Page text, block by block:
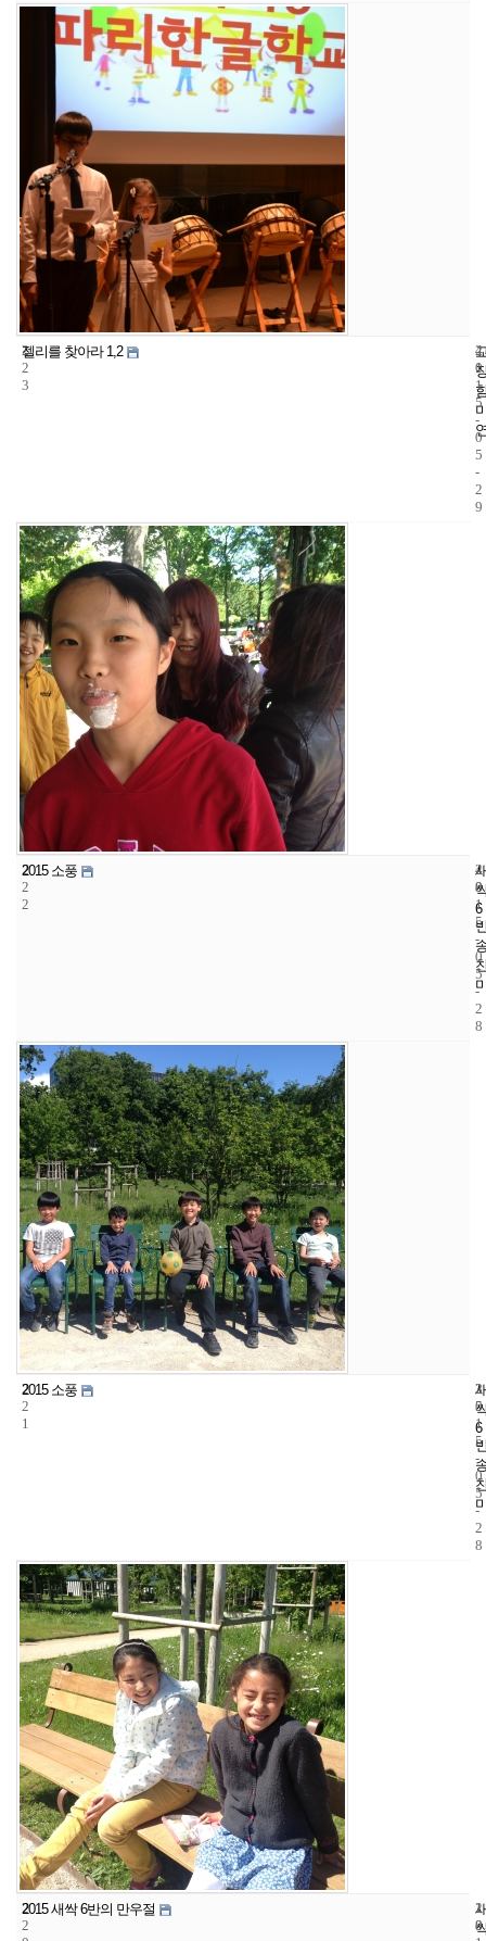
2
2
3
젤리를 찾아라 1,2
4
1
2
0
1
5
-
0
5
-
2
9
2
2
2
2015 소풍
6
4
8
2
0
1
5
-
0
5
-
2
8
2
2
1
2015 소풍
6
3
5
2
0
1
5
-
0
5
-
2
8
2
2
2015 새싹 6반의 만우절
1
8
2
0